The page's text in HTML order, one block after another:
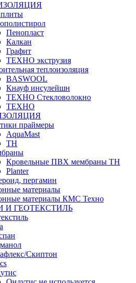
Пенопласт
Калкан
Графит
ТЕХНО экструзия
теплоизоляция
BASWOOL
Кнауф инсулейшн
ТЕХНО Стекловолокно
ТЕХНО
праймеры
AquaMast
ТН
Кровельные ПВХ мембраны ТН
Planter
пергамин
материалы
материалы КМС Техно
И ГЕОТЕКСТИЛЬ
Скиптон